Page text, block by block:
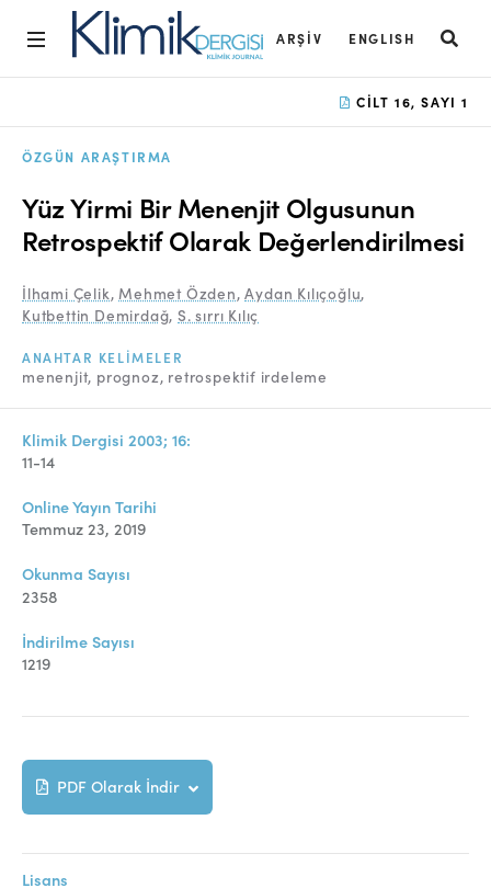
ARŞIV ENGLISH
Arşiv
Açık Erişim İlkesi
Etik İlkeler
Editoryal Süreç
Danışmanlık Süreci
Yazarlara Bilgi
Dizinler
Telif Hakları
CILT 16, SAYI 1
ÖZGÜN ARAŞTIRMA
Yüz Yirmi Bir Menenjit Olgusunun
Retrospektif Olarak Değerlendirilmesi
İlhami Çelik,Mehmet Özden,Aydan Kılıçoğlu,
Kutbettin Demirdağ,S. sırrı Kılıç
ANAHTAR KELIMELER
menenjit prognoz retrospektif irdeleme
Klimik Dergisi 2003; 16:
11-14
Online Yayın Tarihi
Temmuz 23, 2019
Okunma Sayısı
2358
İndirilme Sayısı
1219
PDF Olarak İndir
Lisans